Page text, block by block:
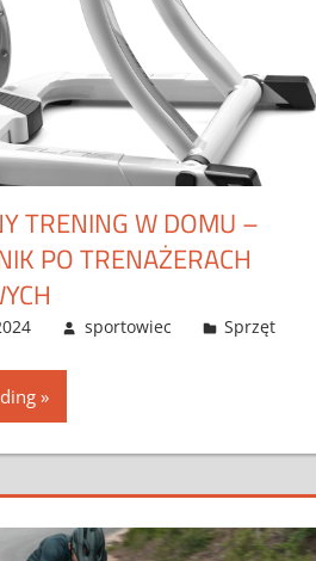
TRENING W DOMU –
PO TRENAŻERACH
sportowiec
Sprzęt